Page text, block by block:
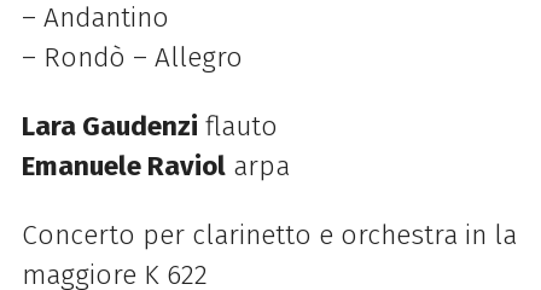
– Andantino
– Rondò – Allegro
Lara Gaudenzi flauto
Emanuele Raviol arpa
Concerto per clarinetto e orchestra in la
maggiore K 622